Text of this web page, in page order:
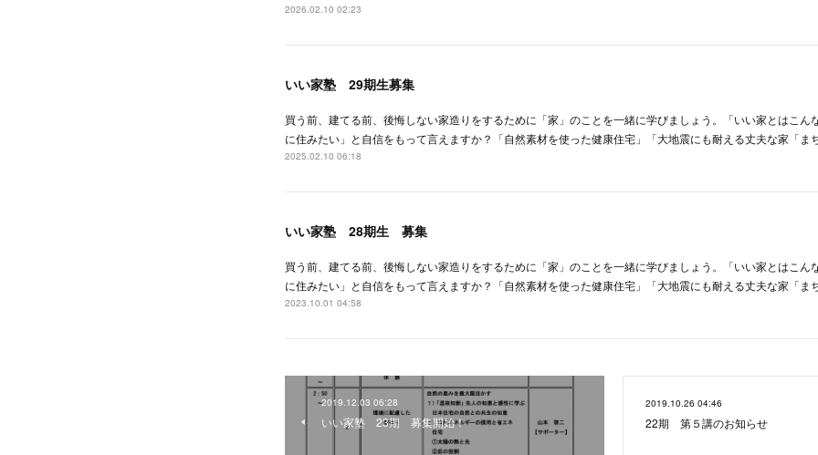
2026.02.10 02:23
いい家塾 29期生募集
買う前、建てる前、後悔しない家造りをするために「家」のことを一緒に学びましょう。「いい家とはこん
に住みたい」と自信をもって言えますか？「自然素材を使った健康住宅」「大地震にも耐える丈夫な家「
2025.02.10 06:18
いい家塾 28期生 募集
買う前、建てる前、後悔しない家造りをするために「家」のことを一緒に学びましょう。「いい家とはこん
に住みたい」と自信をもって言えますか？「自然素材を使った健康住宅」「大地震にも耐える丈夫な家「
2023.10.01 04:58
2019.12.03 06:28
いい家塾 23期 募集開始！
2019.10.26 04:46
22期 第５講のお知らせ